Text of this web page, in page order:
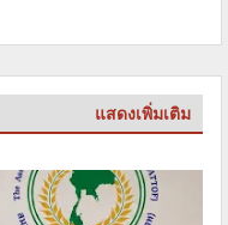
แสดงเพิ่มเติม